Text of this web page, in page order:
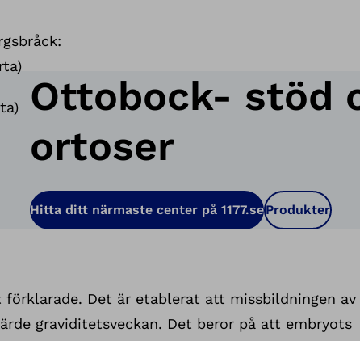
Ottobock- stöd
ortoser
Hitta ditt närmaste center på 1177.seProdukter
Det är etablerat att missbildningen av
graviditetsveckan. Det beror på att embryots